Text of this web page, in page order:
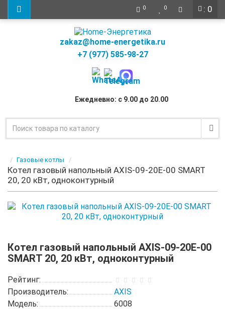
: 0
0 0
zakaz@home-energetika.ru
+7 (977) 585-98-27
Ежедневно: с 9.00 до 20.00
Газовые котлы
Котел газовый напольный AXIS-09-20E-00 SMART
20, 20 кВт, одноконтурный
Котел газовый напольный AXIS-09-20E-00
SMART 20, 20 кВт, одноконтурный
Рейтинг:
Производитель:
AXIS
Модель:
6008